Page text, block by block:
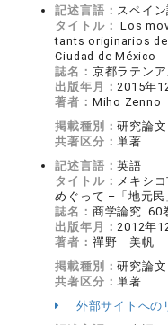
記述言語： スペイン
タイトル： Los
tants originarios
Ciudad de México
誌名： 京都ラテン
出版年月：2015年
著者： Miho Zenno
掲載種別：研究論文
共著区分：単著
記述言語：英語
タイトル： メキシ
めぐって –「地元
誌名： 商学論究 60
出版年月：2012年
著者： 禪野 美帆
掲載種別：研究論文
共著区分：単著
外部サイトへの